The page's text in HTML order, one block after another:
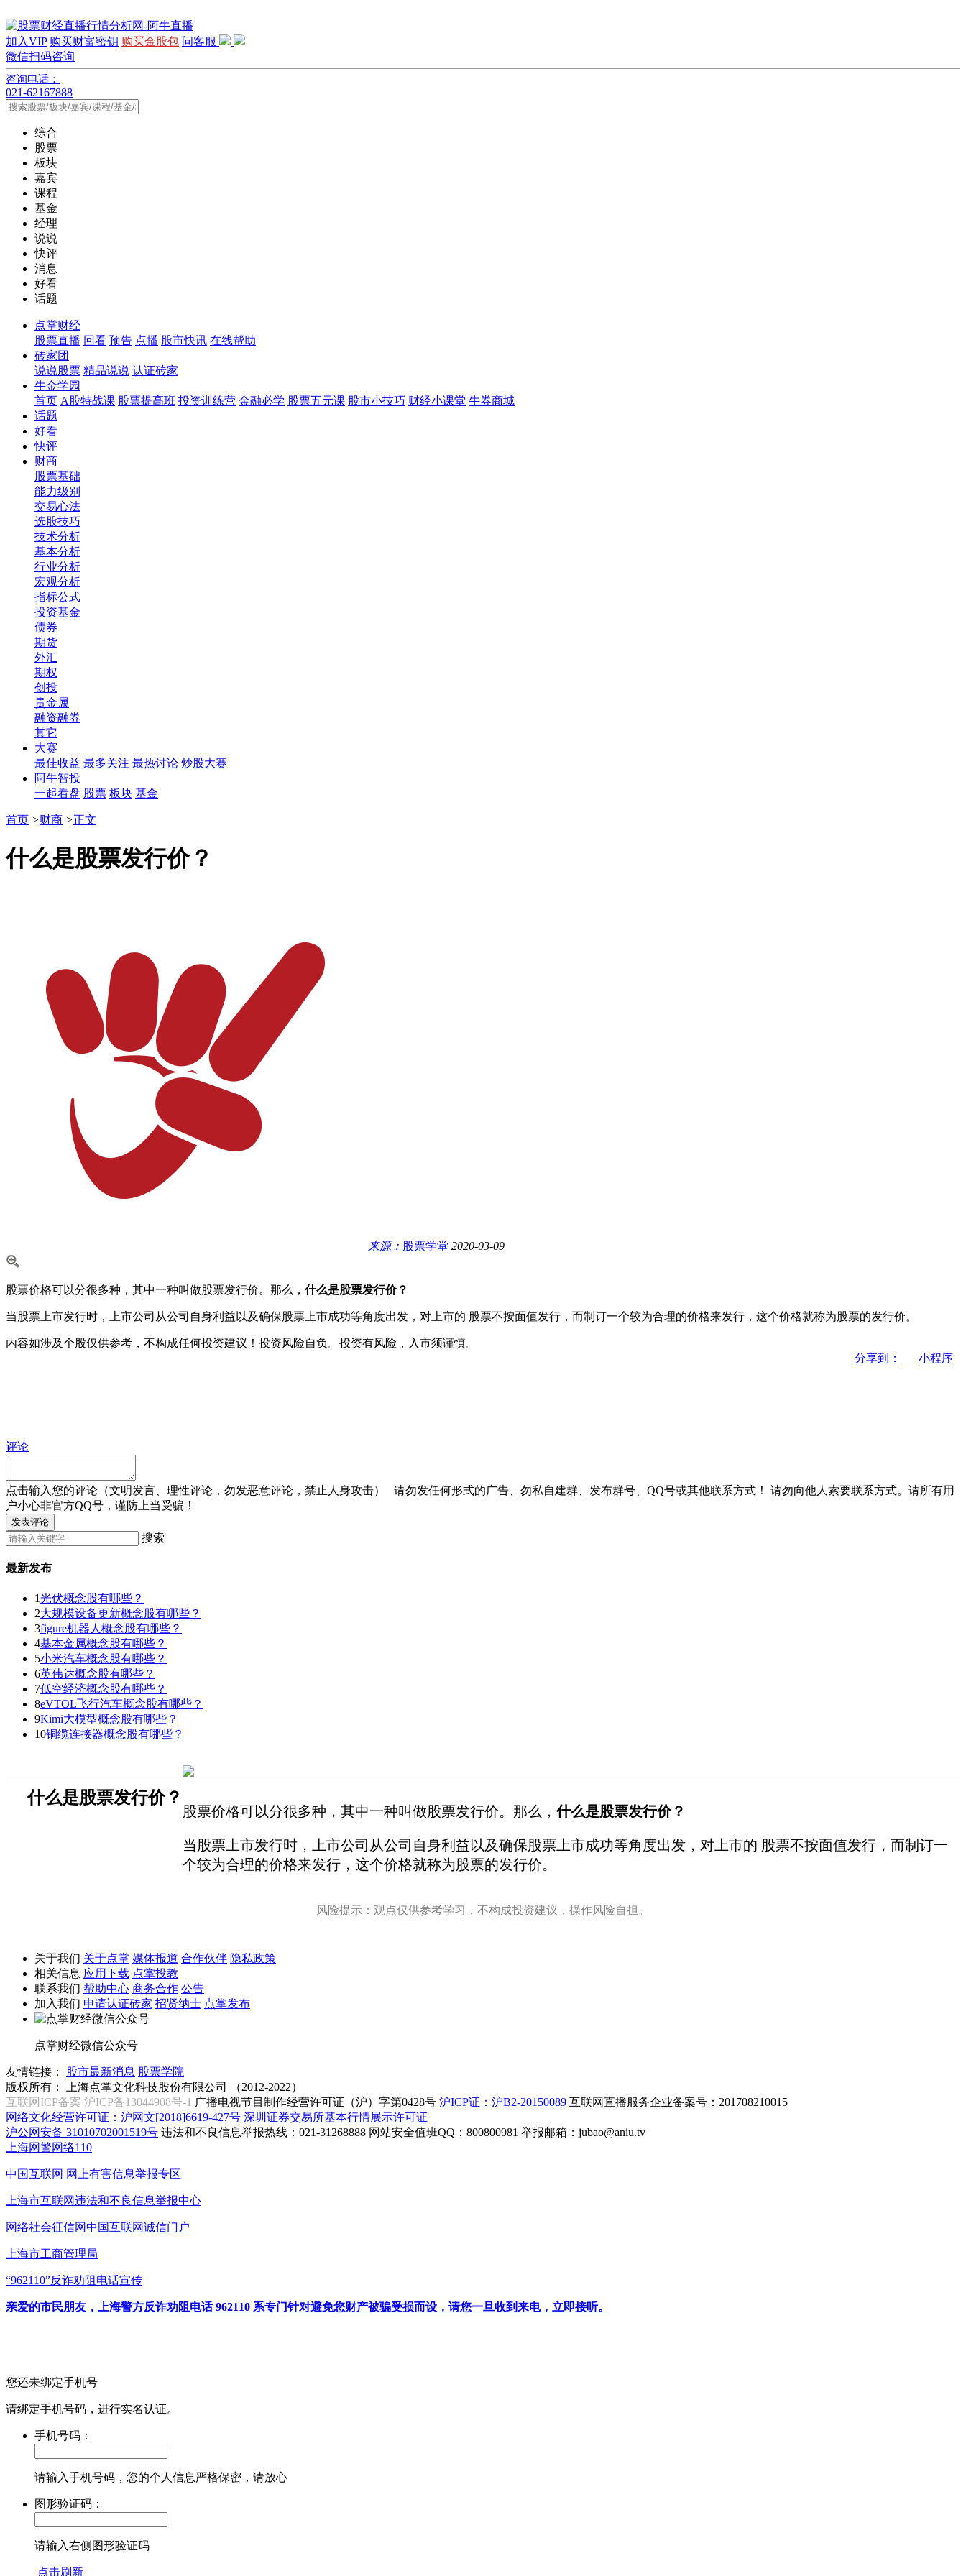
加入VIP 购买财富密钥 购买金股包 问客服
微信扫码咨询
咨询电话：
021-62167888
综合
股票
板块
嘉宾
课程
基金
经理
说说
快评
消息
好看
话题
点掌财经
股票直播 回看 预告 点播 股市快讯 在线帮助
砖家团
说说股票 精品说说 认证砖家
牛金学园
首页 A股特战课 股票提高班 投资训练营 金融必学 股票五元课 股市小技巧 财经小课堂 牛券商城
话题
好看
快评
财商
股票基础
能力级别
交易心法
选股技巧
技术分析
基本分析
行业分析
宏观分析
指标公式
投资基金
债券
期货
外汇
期权
创投
贵金属
融资融券
其它
大赛
最佳收益 最多关注 最热讨论 炒股大赛
阿牛智投
一起看盘 股票 板块 基金
首页 >财商 >正文
什么是股票发行价？
来源： 股票学堂 2020-03-09
股票价格可以分很多种，其中一种叫做股票发行价。那么， 什么是股票发行价？
当股票上市发行时，上市公司从公司自身利益以及确保股票上市成功等角度出发，对上市的 股票不按面值发行，而制订一个较为合理的价格来发行，这个价格就称为股票的发行价。
内容如涉及个股仅供参考，不构成任何投资建议！投资风险自负。投资有风险，入市须谨慎。
分享到：
小程序
评论
点击输入您的评论（文明发言、理性评论，勿发恶意评论，禁止人身攻击） 请勿发任何形式的广告、勿私自建群、发布群号、QQ号或其他联系方式！
请勿向他人索要联系方式。请所有用
户小心非官方QQ号，谨防上当受骗！
发表评论
搜索
最新发布
1光伏概念股有哪些？
2大规模设备更新概念股有哪些？
3figure机器人概念股有哪些？
4基本金属概念股有哪些？
5小米汽车概念股有哪些？
6英伟达概念股有哪些？
7低空经济概念股有哪些？
8eVTOL飞行汽车概念股有哪些？
9Kimi大模型概念股有哪些？
10铜缆连接器概念股有哪些？
什么是股票发行价？
股票价格可以分很多种，其中一种叫做股票发行价。那么，什么是股票发行价？
当股票上市发行时，上市公司从公司自身利益以及确保股票上市成功等角度出发，对上市的 股票不按面值发行，而制订一
个较为合理的价格来发行，这个价格就称为股票的发行价。
风险提示：观点仅供参考学习，不构成投资建议，操作风险自担。
关于我们 关于点掌 媒体报道 合作伙伴 隐私政策
相关信息 应用下载 点掌投教
联系我们 帮助中心 商务合作 公告
加入我们 申请认证砖家 招贤纳士 点掌发布
点掌财经微信公众号
友情链接： 股市最新消息 股票学院
版权所有：
上海点掌文化科技股份有限公司 （2012-2022）
互联网ICP备案 沪ICP备13044908号-1 广播电视节目制作经营许可证（沪）字第0428号 沪ICP证：沪B2-20150089 互联网直播服务企业备案号：201708210015
网络文化经营许可证：沪网文[2018]6619-427号 深圳证券交易所基本行情展示许可证
沪公网安备 31010702001519号 违法和不良信息举报热线：021-31268888 网站安全值班QQ：800800981 举报邮箱： jubao@aniu.tv
上海网警网络110
中国互联网 网上有害信息举报专区
上海市互联网违法和不良信息举报中心
网络社会征信网中国互联网诚信门户
上海市工商管理局
“962110”反诈劝阻电话宣传
亲爱的市民朋友，上海警方反诈劝阻电话 962110 系专门针对避免您财产被骗受损而设，请您一旦收到来电，立即接听。
您还未绑定手机号
请绑定手机号码，进行实名认证。
手机号码：
请输入手机号码，您的个人信息严格保密，请放心
图形验证码：
请输入右侧图形验证码
点击刷新